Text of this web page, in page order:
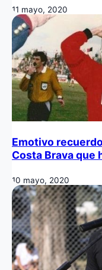
11 mayo, 2020
Emotivo
Costa Brava que
10 mayo, 2020